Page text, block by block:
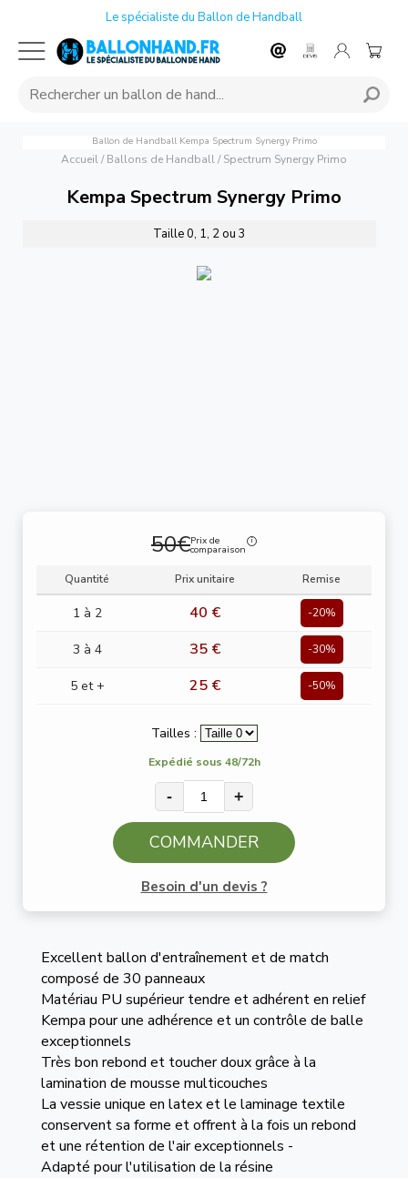
Le spécialiste du Ballon de Handball
Ballon de Handball Kempa Spectrum Synergy Primo
Accueil/ Ballons de Handball/ Spectrum Synergy Primo
Kempa Spectrum Synergy Primo
Taille 0, 1, 2 ou 3
50€Prix de
comparaison
Quantité Prix unitaire Remise
1 à 2 40 € -20%
3 à 4 35 € -30%
5 et + 25 € -50%
Tailles :
Expédié sous 48/72h
- +
COMMANDER
Besoin d'un devis ?
Excellent ballon d'entraînement et de match
composé de 30 panneaux
Matériau PU supérieur tendre et adhérent en relief
Kempa pour une adhérence et un contrôle de balle
exceptionnels
Très bon rebond et toucher doux grâce à la
lamination de mousse multicouches
La vessie unique en latex et le laminage textile
conservent sa forme et offrent à la fois un rebond
et une rétention de l'air exceptionnels -
Adapté pour l'utilisation de la résine